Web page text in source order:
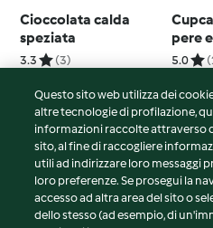
Cioccolata calda
speziata
3.3 (3)
pere
5.0
© Copyright 2026
Termini del servizio
Informativa sulla privacy
Questo sito web utilizza dei
altre tecnologie di profilazione,
informazioni raccolte attraverso
sito, al fine di raccogliere
utili ad indirizzare loro messaggi
loro preferenze. Se prosegui la
accesso ad altra area del sito o
dello stesso (ad esempio, di